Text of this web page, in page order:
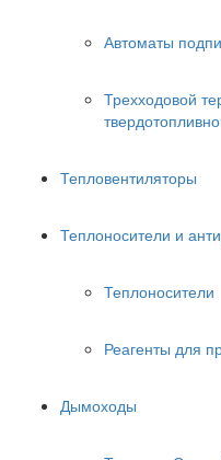
Автоматы
Трехходовой
Тепловентиляторы
Теплоносители и
Теплоносители
Реагенты для
Дымоходы